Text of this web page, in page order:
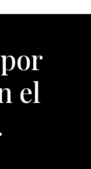
el